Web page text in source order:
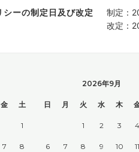
ーの制定日及び改定
制定：
改定：
金 土
1
7 8
2026年9月
日 月 火 水 木
1 2 3 4
6 7 8 9 10 11